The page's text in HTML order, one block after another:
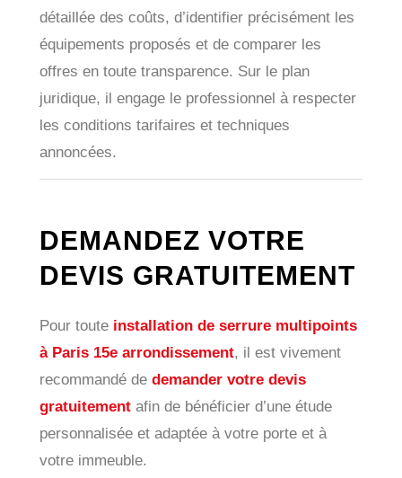
détaillée des coûts, d’identifier précisément les
équipements proposés et de comparer les
offres en toute transparence. Sur le plan
juridique, il engage le professionnel à respecter
les conditions tarifaires et techniques
annoncées.
DEMANDEZ VOTRE
DEVIS GRATUITEMENT
Pour toute installation de serrure multipoints
à Paris 15e arrondissement, il est vivement
recommandé de demander votre devis
gratuitementafin de bénéficier d’une étude
personnalisée et adaptée à votre porte et à
votre immeuble.